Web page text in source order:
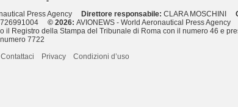
Press Agency Direttore responsabile: CLARA MOSCHINI
© 2026: AVIONEWS - World Aeronautical Press Agency
il Registro della Stampa del Tribunale di Roma con il numero 46 e
7722
Contattaci Privacy Condizioni d’uso